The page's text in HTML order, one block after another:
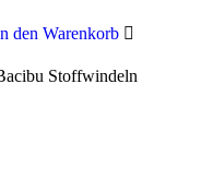
den Warenkorb